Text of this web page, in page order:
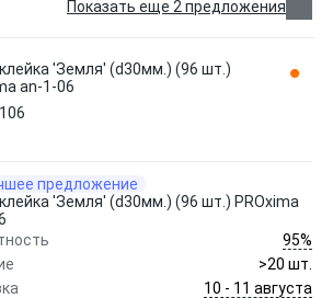
Показать еще 2 предложения
'Земля' (d30мм.) (96 шт.)
an-1-06
предложение
'Земля' (d30мм.) (96 шт.) PROxima
95%
>20 шт.
10 - 11 августа